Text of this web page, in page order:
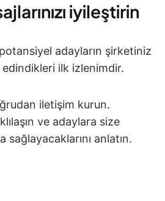
iyileştirin
potansiyel adayların şirketiniz
ilk izlenimdir.
iletişim kurun.
ve adaylara size
sağlayacaklarını anlatın.